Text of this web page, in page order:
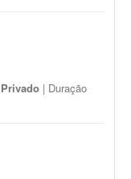
Privado | Duração